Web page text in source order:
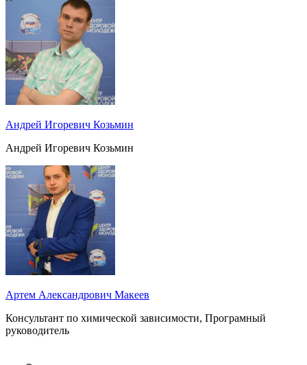
Андрей Игоревич Козьмин
Андрей Игоревич Козьмин
Артем Александрович Макеев
Консультант по химической зависимости, Програмный
руководитель